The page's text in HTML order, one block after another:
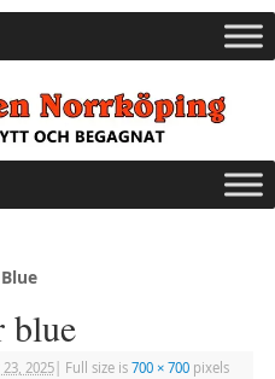
blue
2025| Full size is 700 × 700pixels